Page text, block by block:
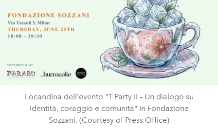
Locandina dell'evento "T Party II – Un dialogo su
identità, coraggio e comunità" in Fondazione
Sozzani. (Courtesy of Press Office)